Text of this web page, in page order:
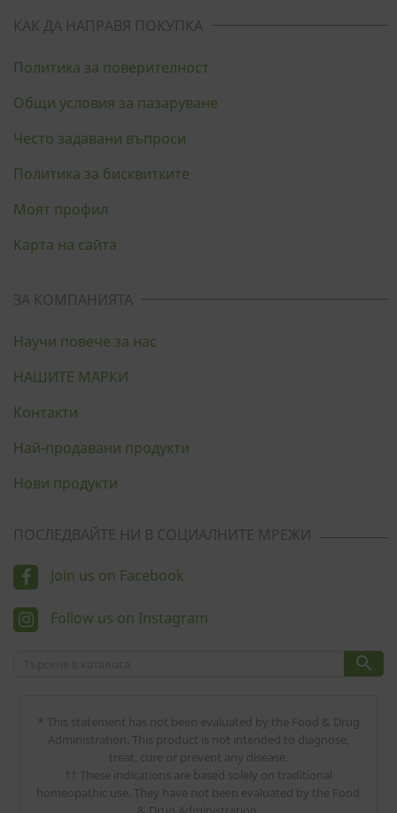
КАК ДА НАПРАВЯ ПОКУПКА
Политика за поверителност
Общи условия за пазаруване
Често задавани въпроси
Политика за бисквитките
Моят профил
Карта на сайта
ЗА КОМПАНИЯТА
Научи повече за нас
НАШИТЕ МАРКИ
Контакти
Най-продавани продукти
Нови продукти
ПОСЛЕДВАЙТЕ НИ В СОЦИАЛНИТЕ МРЕЖИ
Join us on Facebook
Follow us on Instagram

* This statement has not been evaluated by the Food & Drug
Administration. This product is not intended to diagnose,
treat, cure or prevent any disease.
†† These indications are based solely on traditional
homeopathic use. They have not been evaluated by the Food